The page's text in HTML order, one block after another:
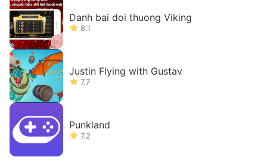
Danh bai doi thuong Viking
8.1
Justin Flying with Gustav
7.7
Punkland
7.2